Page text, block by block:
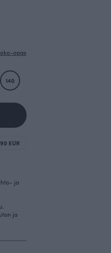
opas
140
EUR
ja
ja